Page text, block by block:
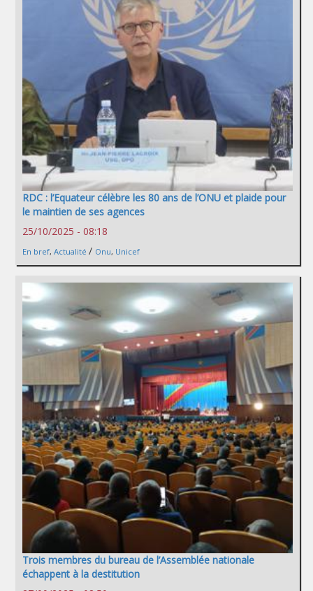
RDC : l’Equateur célèbre les 80 ans de l’ONU et plaide pour
le maintien de ses agences
25/10/2025 - 08:18
En bref, Actualité / Onu, Unicef
Trois membres du bureau de l’Assemblée nationale
échappent à la destitution